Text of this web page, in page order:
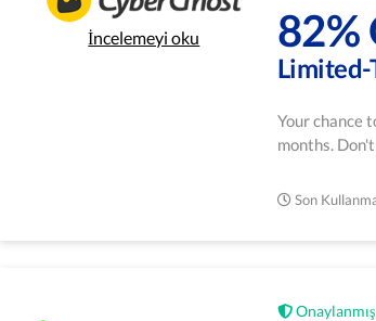
İncelemeyi oku 82%
Limited-
Your chance
months.
Son
Onaylanmış